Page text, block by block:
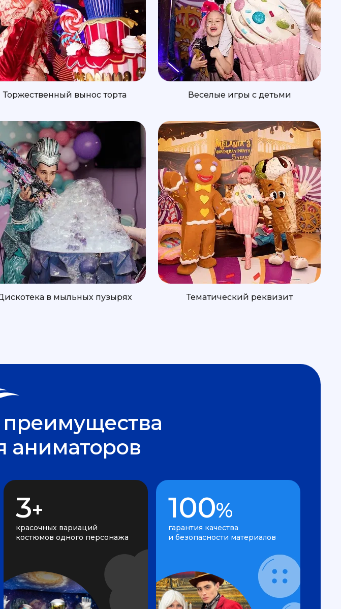
Торжественный вынос торта Веселые игры с детьми
в мыльных пузырях Тематический реквизит
аниматоров
3+
красочных вариаций
костюмов одного персонажа
100%
гарантия качества
и безопасности материалов